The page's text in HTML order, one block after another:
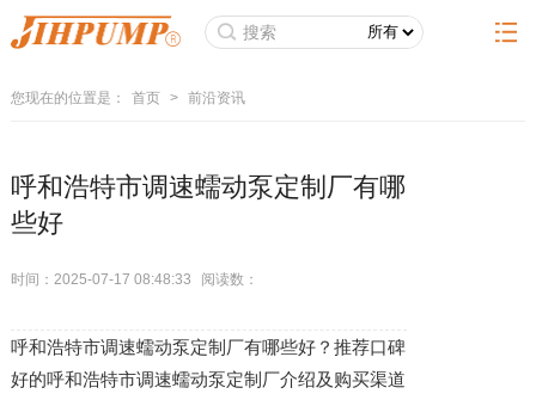
您现在的位置是： 首页 > 前沿资讯
呼和浩特市调速蠕动泵定制厂有哪
些好
时间：2025-07-17 08:48:33 阅读数：
呼和浩特市调速蠕动泵定制厂有哪些好？推荐口碑
好的呼和浩特市调速蠕动泵定制厂介绍及购买渠道